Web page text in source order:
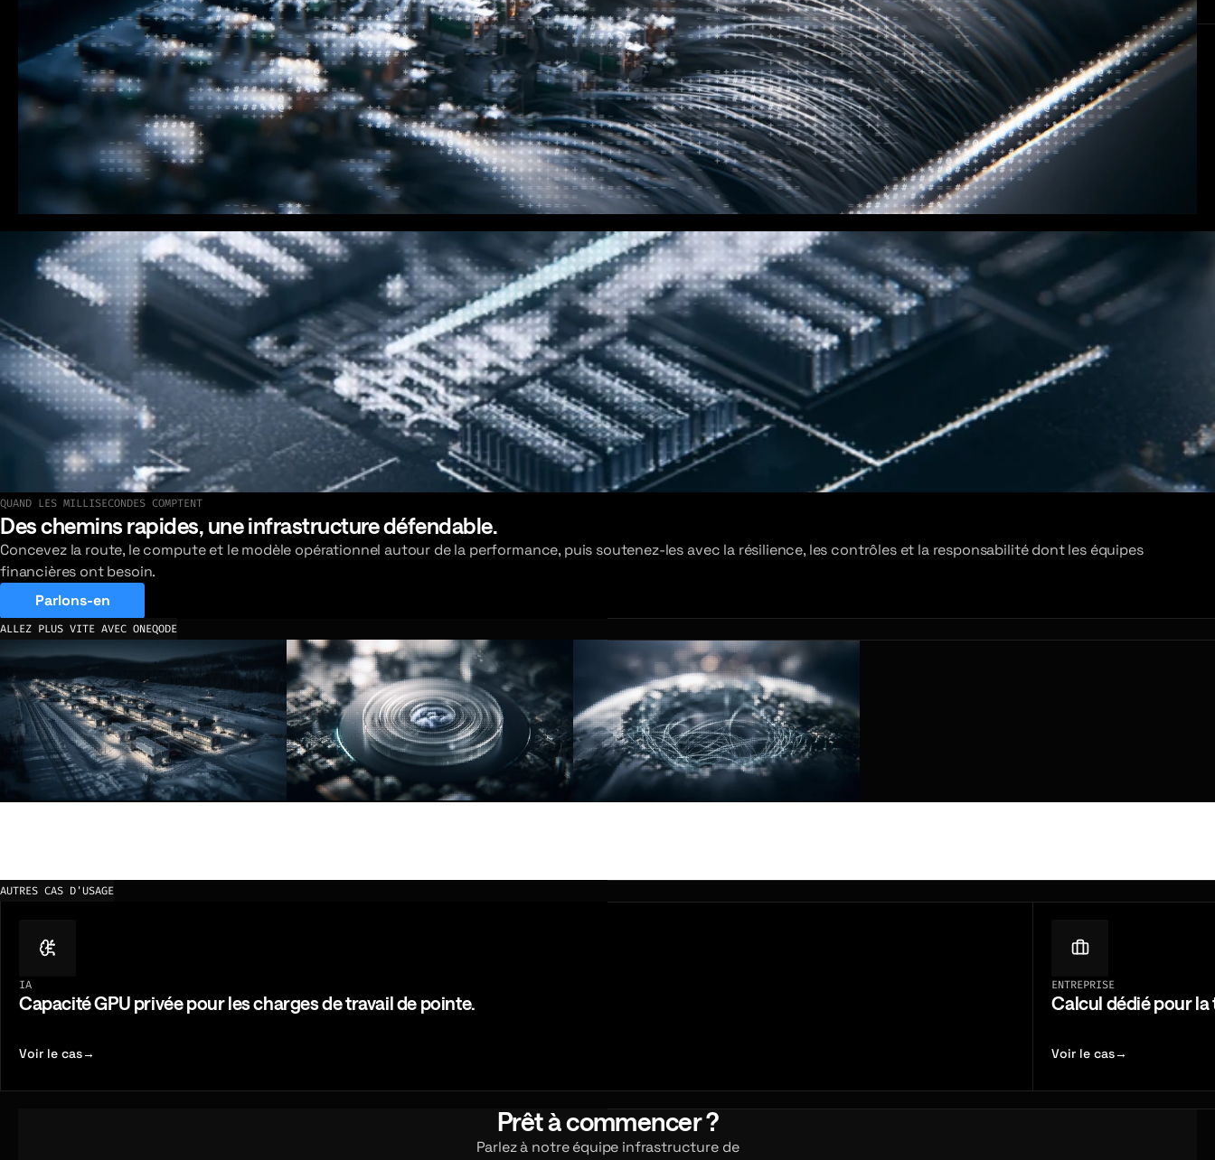
En savoir plus sur notre réseau
QUAND LES MILLISECONDES COMPTENT
Des chemins rapides, une infrastructure défendable.
Concevez la route, le compute et le modèle opérationnel autour de la performance, puis soutenez-les avec la résilience, les contrôles et la responsabilité dont les équipes
financières ont besoin.
Parlons-en
ALLEZ PLUS VITE AVEC ONEQODE
infrastructure dédiée construite autour sécurité.
pour la latence et le contrôle.
AUTRES CAS D'USAGE
IA
Capacité GPU privée pour les charges de travail de pointe.
Voir le cas→
ENTREPRISE
Calcul dédié pour
Voir le cas→
Prêt à commencer ?
Parlez à notre équipe infrastructure de